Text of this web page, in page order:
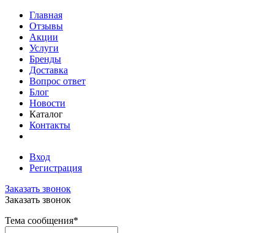
Главная
Отзывы
Акции
Услуги
Бренды
Доставка
Вопрос ответ
Блог
Новости
Каталог
Контакты
Вход
Регистрация
Заказать звонок
Заказать звонок
Тема сообщения*